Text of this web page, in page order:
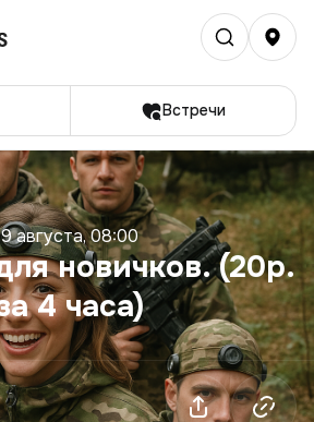
Встречи
9 августа, 08:00
новичков. (20р.
4 часа)